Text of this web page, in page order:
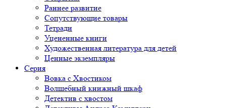
Раннее развитие
Сопутствующие товары
Тетради
Уцененные книги
Художественная литература для детей
Ценные экземпляры
Серия
Вовка с Хвостиком
Волшебный книжный шкаф
Детектив с хвостом